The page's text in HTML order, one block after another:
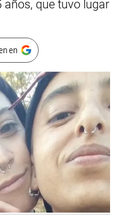
años, que tuvo lugar
en